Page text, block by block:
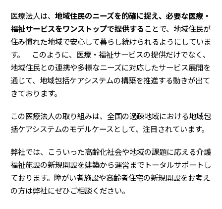
医療法人は、 地域住民のニーズを的確に捉え、必要な医療・
福祉サービスをワンストップで提供する ことで、地域住民が
住み慣れた地域で安心して暮らし続けられるようにしていま
す。 このように、医療・福祉サービスの提供だけでなく、
地域住民との連携や多様なニーズに対応したサービス展開を
通じて、地域包括ケアシステムの構築を推進する動きが出て
きております。
この医療法人の取り組みは、全国の過疎地域における地域包
括ケアシステムのモデルケースとして、注目されています。
弊社では、こういった高齢化社会や地域の課題に応える介護
福祉施設の新規開設を建築から運営までトータルサポートし
ております。障がい者施設や高齢者住宅の新規開設をお考え
の方は弊社にぜひご相談ください。